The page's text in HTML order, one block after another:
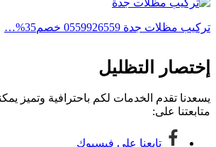
مظلات جدة 0559926559 خصم35%…
التظليل
تقدم الخدمات لكم باحترافية وتميز
على:
تابعنا على فيسبوك